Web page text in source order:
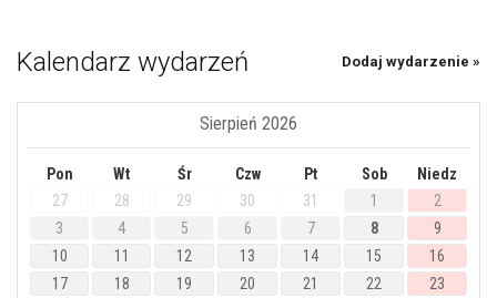
Kalendarz wydarzeń Dodaj wydarzenie »
Sierpień 2026
Pon Wt Śr Czw Pt Sob
Niedz
27
28 29 30 31 1
2
3
4 5 6 7 8
9
10
11 12 13 14 15
16
17
18 19 20 21 22
23